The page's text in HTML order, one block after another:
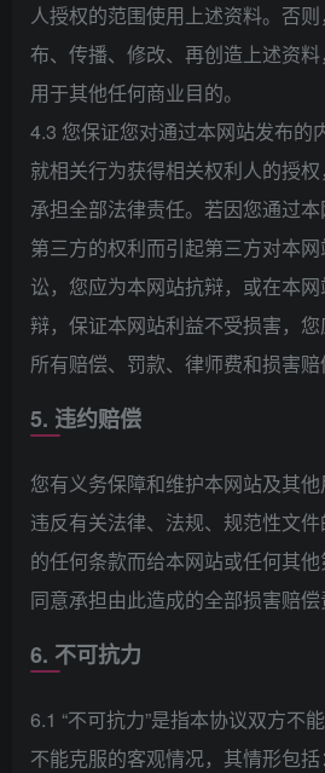
人授权的范围使用上述资料。否
布、传播、修改、再创造上述资
用于其他任何商业目的。
4.3 您保证您对通过本网站发布的
就相关行为获得相关权利人的授
承担全部法律责任。若因您通过
第三方的权利而引起第三方对本
讼，您应为本网站抗辩，或在本
辩，保证本网站利益不受损害，
所有赔偿、罚款、律师费和损害赔
5. 违约赔偿
您有义务保障和维护本网站及其
违反有关法律、法规、规范性文
的任何条款而给本网站或任何其
同意承担由此造成的全部损害赔偿
6. 不可抗力
6.1 “不可抗力”是指本协议双方不
不能克服的客观情况，其情形包